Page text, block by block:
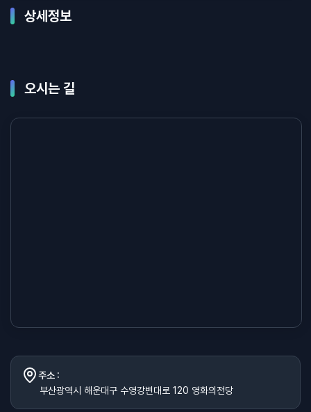
상세정보
오시는 길
주소 :
부산광역시 해운대구 수영강변대로 120 영화의전당